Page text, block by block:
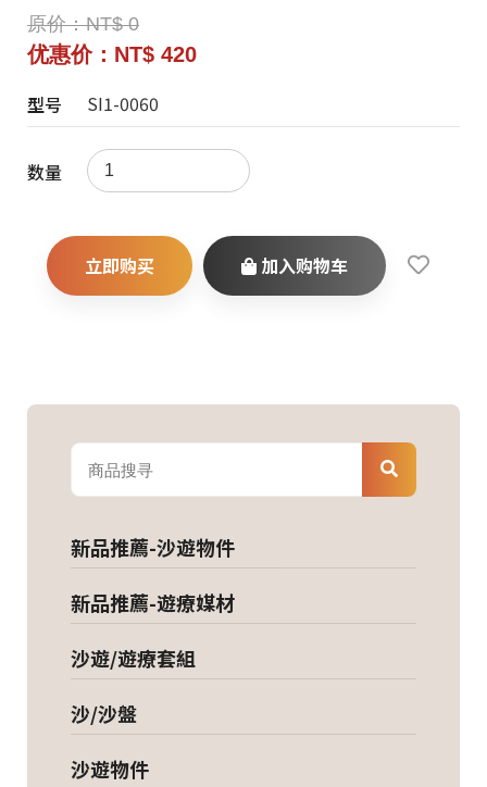
新品推薦-沙遊物件
新品推薦-遊療媒材
沙遊/遊療套組
沙/沙盤
沙遊物件
原价：NT$ 0
优惠价：NT$ 420
型号 SI1-0060
数量
立即购买 加入购物车